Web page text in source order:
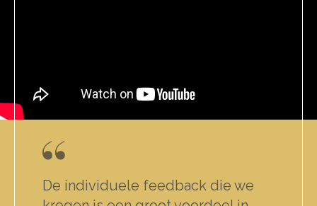
De individuele feedback die we